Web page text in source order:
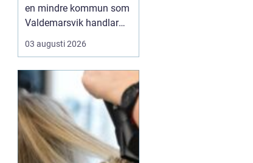
en mindre kommun som
Valdemarsvik handlar
om mer än bara rena
golv och dammfria
familjer och företag är
städningen en pusselbit
som avgör hur vardagen
fungerar. En bra
städpartner frigör tid,
skapar ro i hu...
03 augusti 2026